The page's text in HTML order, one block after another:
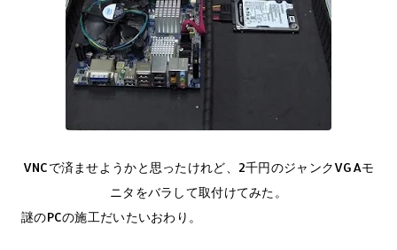
VNCで済ませようかと思ったけれど、2千円のジャンクVGAモ
ニタをバラして取付けてみた。
謎のPCの施工だいたいおわり。